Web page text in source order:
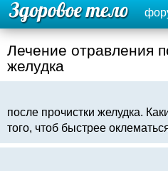
Лечение отравления
желудка
после прочистки желудка.
того, чтоб быстрее